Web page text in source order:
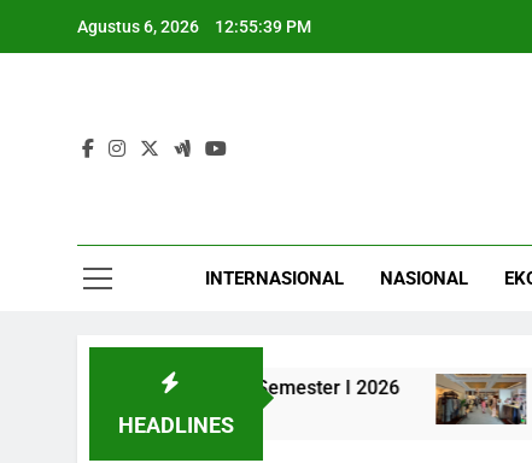
Agustus 6, 2026 12:55:40 PM
INTERNASIONAL NASIONAL
HEADLINES
Triliun di Semester I 2026 TikTok
4 Jam Ago